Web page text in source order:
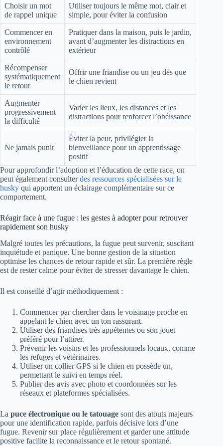
Choisir un mot
de rappel unique
Utiliser toujours le même mot, clair et
simple, pour éviter la confusion
Commencer en
environnement
contrôlé
Pratiquer dans la maison, puis le jardin,
avant d’augmenter les distractions en
extérieur
Récompenser
systématiquement
le retour
Offrir une friandise ou un jeu dès que
le chien revient
Augmenter
progressivement
la difficulté
Varier les lieux, les distances et les
distractions pour renforcer l’obéissance
Ne jamais punir
Éviter la peur, privilégier la
bienveillance pour un apprentissage
positif
Pour approfondir l’adoption et l’éducation de cette race, on
peut également consulterdes ressources spécialisées sur le
husky qui apportent un éclairage complémentaire sur ce
comportement.
Réagir face à une fugue : les gestes à adopter pour retrouver
rapidement son husky
Malgré toutes les précautions, la fugue peut survenir, suscitant
inquiétude et panique. Une bonne gestion de la situation
optimise les chances de retour rapide et sûr. La première règle
est de rester calme pour éviter de stresser davantage le chien.
Il est conseillé d’agir méthodiquement :
Commencer par chercher dans le voisinage proche en
appelant le chien avec un ton rassurant.
Utiliser des friandises très appétentes ou son jouet
préféré pour l’attirer.
Prévenir les voisins et les professionnels locaux, comme
les refuges et vétérinaires.
Utiliser un collier GPS si le chien en possède un,
permettant le suivi en temps réel.
Publier des avis avec photo et coordonnées sur les
réseaux et plateformes spécialisées.
La puce électronique ou le tatouage sont des atouts majeurs
pour une identification rapide, parfois décisive lors d’une
fugue. Revenir sur place régulièrement et garder une attitude
positive facilite la reconnaissance et le retour spontané.